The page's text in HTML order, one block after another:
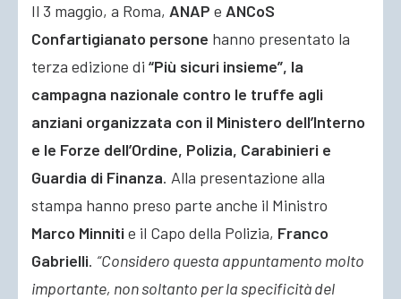
Il 3 maggio, a Roma, ANAP e ANCoS
Confartigianato persone hanno presentato la
terza edizione di “Più sicuri insieme”, la
campagna nazionale contro le truffe agli
anziani organizzata con il Ministero dell’Interno
e le Forze dell’Ordine, Polizia, Carabinieri e
Guardia di Finanza. Alla presentazione alla
stampa hanno preso parte anche il Ministro
Marco Minniti e il Capo della Polizia, Franco
Gabrielli. “Considero questa appuntamento molto
importante, non soltanto per la specificità del